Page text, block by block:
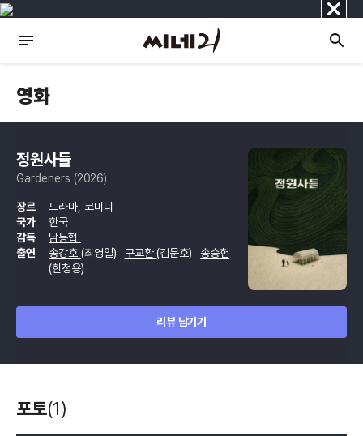
닫
기
영화
정원사들
Gardeners (2026)
장르
드라마, 코미디
국가
한국
감독
남동협
출연
송강호 (최영일) 구교환(김문호)
송승헌
(한청용)
리뷰 남기기
포토(1)